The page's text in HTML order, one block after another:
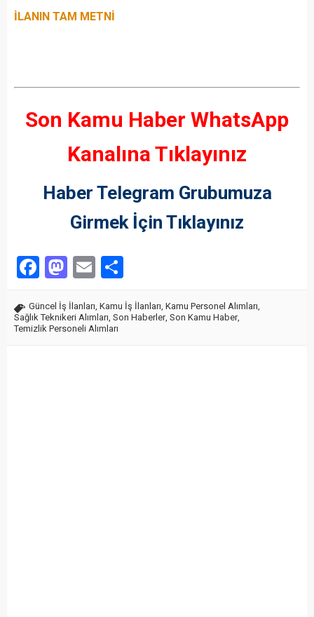
İLANIN TAM METNİ
Son Kamu Haber WhatsApp
Kanalına Tıklayınız
Haber Telegram Grubumuza
Girmek İçin Tıklayınız
Facebook
Mastodon
Email
Güncel İş İlanları Kamu İş İlanları Kamu Personel Alımları
Sağlık Teknikeri Alımları Son Haberler, Son Kamu Haber,
Temizlik Personeli Alımları